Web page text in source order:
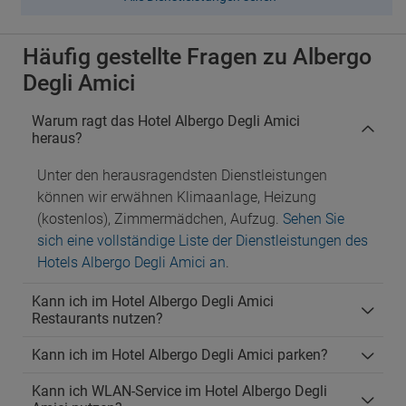
Häufig gestellte Fragen zu Albergo
Degli Amici
Warum ragt das Hotel Albergo Degli Amici
heraus?
Unter den herausragendsten Dienstleistungen
können wir erwähnen Klimaanlage, Heizung
(kostenlos), Zimmermädchen, Aufzug. Sehen Sie
sich eine vollständige Liste der Dienstleistungen des
Hotels Albergo Degli Amici an.
Kann ich im Hotel Albergo Degli Amici
Restaurants nutzen?
Kann ich im Hotel Albergo Degli Amici parken?
Kann ich WLAN-Service im Hotel Albergo Degli